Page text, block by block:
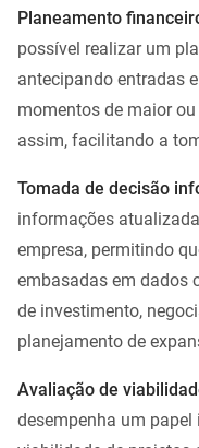
Planeamento
possível realizar um
antecipando entradas
momentos de maior
assim, facilitando a
Tomada de decisão
informações
empresa, permitindo
embasadas em dados
de investimento,
planejamento de
Avaliação de
desempenha um